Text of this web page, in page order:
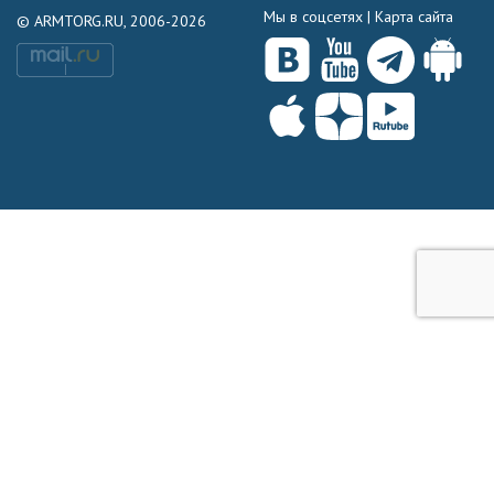
© ARMTORG.RU, 2006-2026 Мы в соцсетях | Карта сайта